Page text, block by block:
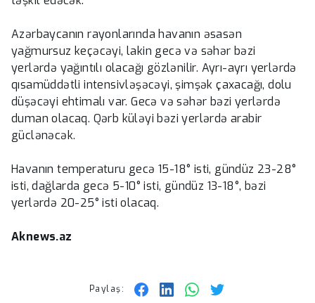
Azərbaycanın rayonlarında havanın əsasən
yağmursuz keçəcəyi, lakin gecə və səhər bəzi
yerlərdə yağıntılı olacağı gözlənilir. Ayrı-ayrı yerlərdə
qısamüddətli intensivləşəcəyi, şimşək çaxacağı, dolu
düşəcəyi ehtimalı var. Gecə və səhər bəzi yerlərdə
duman olacaq. Qərb küləyi bəzi yerlərdə arabir
güclənəcək.
Havanın temperaturu gecə 15-18° isti, gündüz 23-28°
isti, dağlarda gecə 5-10° isti, gündüz 13-18°, bəzi
yerlərdə 20-25° isti olacaq.
Aknews.az
Paylaş: